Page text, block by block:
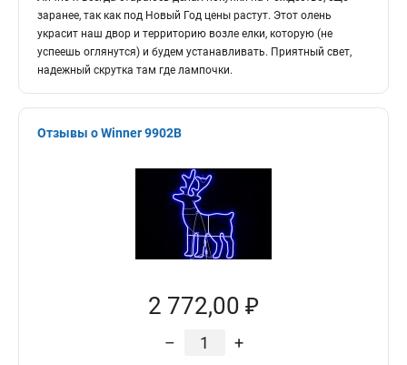
заранее, так как под Новый Год цены растут. Этот олень
украсит наш двор и территорию возле елки, которую (не
успеешь оглянутся) и будем устанавливать. Приятный свет,
надежный скрутка там где лампочки.
Отзывы о Winner 9902B
2 772,00 ₽
– +